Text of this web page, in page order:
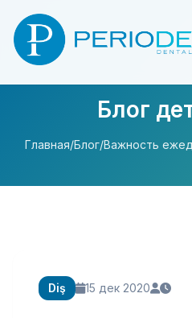
Блог
Главная/Блог/Важность
Diş 15 дек 2020